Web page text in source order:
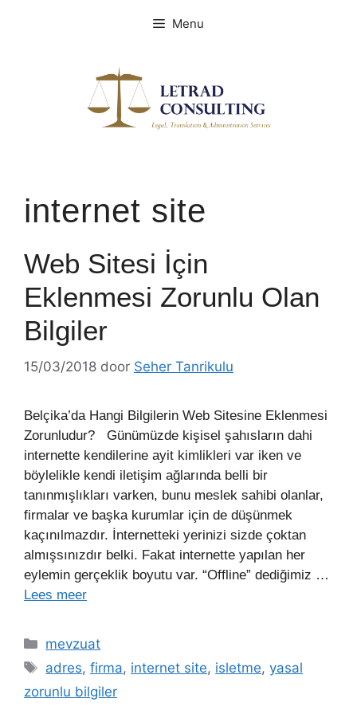
Menu
internet site
Web Sitesi İçin
Eklenmesi Zorunlu Olan
Bilgiler
15/03/2018 door Seher Tanrikulu
Belçika’da Hangi Bilgilerin Web Sitesine Eklenmesi
Zorunludur? Günümüzde kişisel şahısların dahi
internette kendilerine ayit kimlikleri var iken ve
böylelikle kendi iletişim ağlarında belli bir
tanınmışlıkları varken, bunu meslek sahibi olanlar,
firmalar ve başka kurumlar için de düşünmek
kaçınılmazdır. İnternetteki yerinizi sizde çoktan
almışsınızdır belki. Fakat internette yapılan her
eylemin gerçeklik boyutu var. “Offline” dediğimiz …
Lees meer
Categorieën
mevzuat
Tags
adres,firma, internet site, isletme,yasal
zorunlu bilgiler